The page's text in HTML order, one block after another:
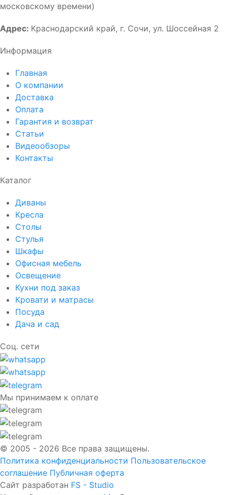
московскому времени)
Адрес: Краснодарский край, г. Сочи, ул. Шоссейная 2
Информация
Главная
О компании
Доставка
Оплата
Гарантия и возврат
Статьи
Видеообзоры
Контакты
Каталог
Диваны
Кресла
Столы
Стулья
Шкафы
Офисная мебель
Освещение
Кухни под заказ
Кровати и матрасы
Посуда
Дача и сад
Соц. сети
Мы принимаем к оплате
© 2005 - 2026 Все права защищены.
Политика конфиденциальности Пользовательское
соглашение Публичная оферта
Сайт разработан FS - Studio